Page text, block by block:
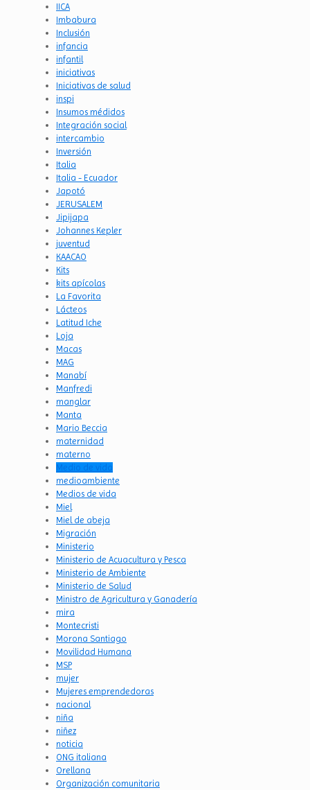
IICA
Imbabura
Inclusión
infancia
infantil
iniciativas
Iniciativas de salud
inspi
Insumos médidos
Integración social
intercambio
Inversión
Italia
Italia - Ecuador
Japotó
JERUSALEM
Jipijapa
Johannes Kepler
juventud
KAACAO
Kits
kits apícolas
La Favorita
Lácteos
Latitud Iche
Loja
Macas
MAG
Manabí
Manfredi
manglar
Manta
Mario Beccia
maternidad
materno
Medio de vida
medioambiente
Medios de vida
Miel
Miel de abeja
Migración
Ministerio
Ministerio de Acuacultura y Pesca
Ministerio de Ambiente
Ministerio de Salud
Ministro de Agricultura y Ganadería
mira
Montecristi
Morona Santiago
Movilidad Humana
MSP
mujer
Mujeres emprendedoras
nacional
niña
niñez
noticia
ONG italiana
Orellana
Organización comunitaria